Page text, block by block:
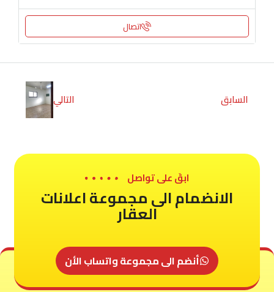
اتصال
السابق التالي
ابقَ على تواصل
الانضمام الى مجموعة اعلانات
العقار
أنضم الى مجموعة واتساب الأن